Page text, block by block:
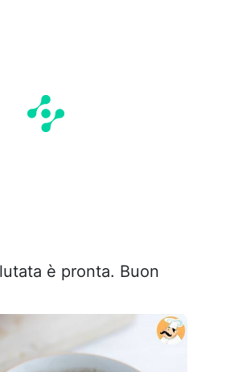
è pronta. Buon